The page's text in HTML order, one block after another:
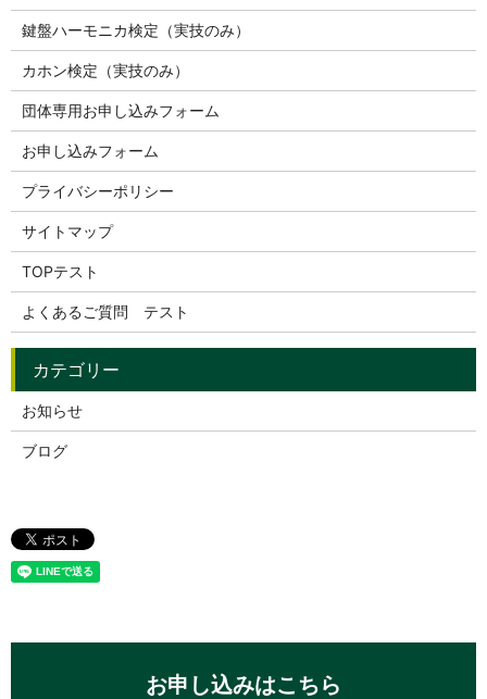
鍵盤ハーモニカ検定（実技のみ）
カホン検定（実技のみ）
団体専用お申し込みフォーム
お申し込みフォーム
プライバシーポリシー
サイトマップ
TOPテスト
よくあるご質問 テスト
お知らせ
ブログ
お申し込みはこちら